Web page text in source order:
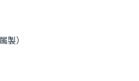
製）